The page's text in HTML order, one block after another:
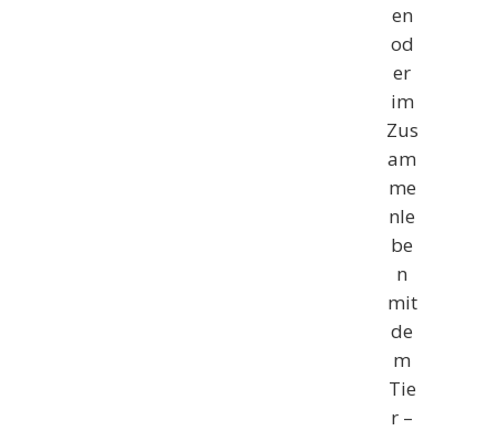
en
od
er
im
Zus
am
me
nle
be
n
mit
de
m
Tie
r –